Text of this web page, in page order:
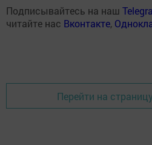
Подписывайтесь на наш
читайте нас Вконтакте,
Перейти на